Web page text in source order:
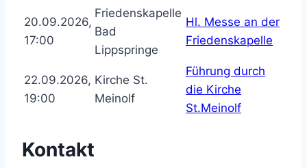
20.09.2026,
17:00
Friedenskapelle
Bad
Lippspringe
Hl. Messe an der
Friedenskapelle
22.09.2026,
19:00
Kirche St.
Meinolf
Führung durch
die Kirche
St.Meinolf
Kontakt